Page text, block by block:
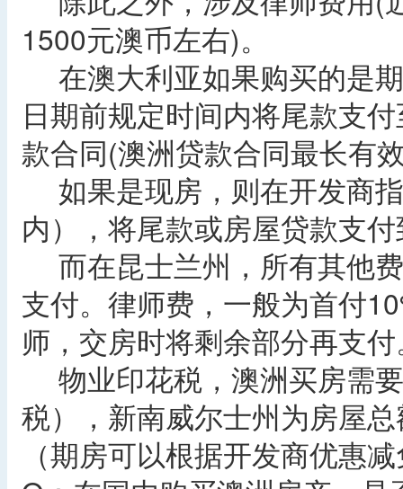
1500元澳币左右)。
在澳大利亚如果购买的是
日期前规定时间内将尾款支
款合同(澳洲贷款合同最长有
如果是现房，则在开发商
内），将尾款或房屋贷款支
而在昆士兰州，所有其他
支付。律师费，一般为首付
师，交房时将剩余部分再支
物业印花税，澳洲买房需
税），新南威尔士州为房屋
（期房可以根据开发商优惠